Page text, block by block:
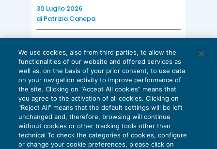
30 Luglio 2026
di Patrizia Canepa
EU AI Act e studi professionali: le
scadenze concrete
27 Luglio 2026
di Diego BarberieStefano Dovier
We use cookies, also from third parties, to allow the
functionalities of our website and offered services as
well as, on the basis of your prior consent, to use data
on your navigation activity to improve performance of
the site. Clicking on “Accept All cookies” means that
you agree to the activation of all cookies. Clicking on
"Reject All" means that the default settings will be left
unchanged and, therefore, browsing will continue
without cookies or other tracking tools other than
technical To check the categories of cookies, configure
or change your cookie preferences, please click on